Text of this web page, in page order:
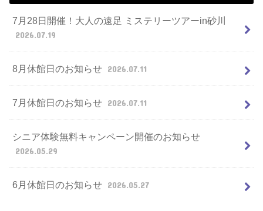
7月28日開催！大人の遠足 ミステリーツアーin砂川
2026.07.19
8月休館日のお知らせ 2026.07.11
7月休館日のお知らせ 2026.07.11
シニア体験無料キャンペーン開催のお知らせ
2026.05.29
6月休館日のお知らせ 2026.05.27